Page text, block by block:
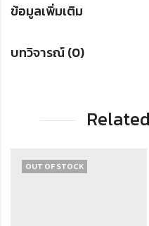
ข้อมูลเพิ่มเติม
บทวิจารณ์ (0)
OUT OF STOCK